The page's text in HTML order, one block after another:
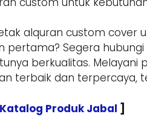
alquran custom cover
pertama? Segera hubungi
berkualitas. Melayani
terbaik dan terpercaya,
Katalog Produk Jabal ]